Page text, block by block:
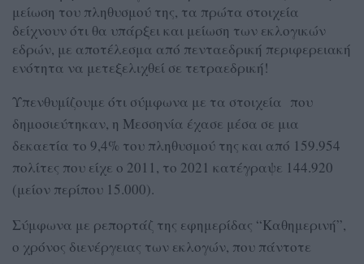
μείωση του πληθυσμού της, τα πρώτα στοιχεία
δείχνουν ότι θα υπάρξει και μείωση των εκλογικών
εδρών, με αποτέλεσμα από πενταεδρική περιφερειακή
ενότητα να μετεξελιχθεί σε τετραεδρική!
Υπενθυμίζουμε ότι σύμφωνα με τα στοιχεία που
δημοσιεύτηκαν, η Μεσσηνία έχασε μέσα σε μια
δεκαετία το 9,4% του πληθυσμού της και από 159.954
πολίτες που είχε ο 2011, το 2021 κατέγραψε 144.920
(μείον περίπου 15.000).
Σύμφωνα με ρεπορτάζ της εφημερίδας “Καθημερινή”,
ο χρόνος διενέργειας των εκλογών, που πάντοτε